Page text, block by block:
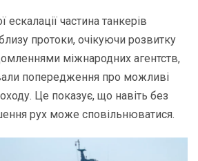
ескалації частина танкерів
протоки, очікуючи розвитку
міжнародних агентств,
попередження про можливі
Це показує, що навіть без
рух може сповільнюватися.